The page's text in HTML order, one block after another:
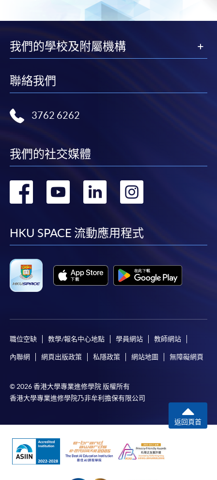
我們的學校及附屬機構
聯絡我們
3762 6262
我們的社交媒體
轉
facebook
轉
youtube
轉
linkedin
轉
HKU SPACE 流動應用程式
職位空缺 教學/報名中心地點 學員網站 教師網站
內聯網 網頁出版政策 私隱政策 網站地圖 無障礙網頁
© 2026 香港大學專業進修學院 版權所有
香港大學專業進修學院乃非牟利擔保有限公司
返回頁首